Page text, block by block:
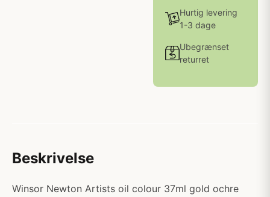
Hurtig levering
1-3 dage
Ubegrænset
returret
Beskrivelse
Winsor Newton Artists oil colour 37ml gold ochre